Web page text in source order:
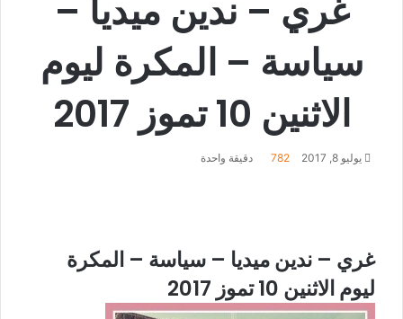
غري – ندين ميديا –
سياسة – المكرة ليوم
الاثنين 10 تموز 2017
يوليو 8, 2017 782 دقيقة واحدة
غري – ندين ميديا – سياسة – المكرة
ليوم الاثنين 10 تموز 2017